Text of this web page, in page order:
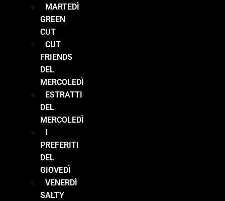
MARTEDÌ
GREEN
CUT
CUT
FRIENDS
DEL
MERCOLEDÌ
ESTRATTI
DEL
MERCOLEDÌ
I
PREFERITI
DEL
GIOVEDÌ
VENERDÌ
SALTY